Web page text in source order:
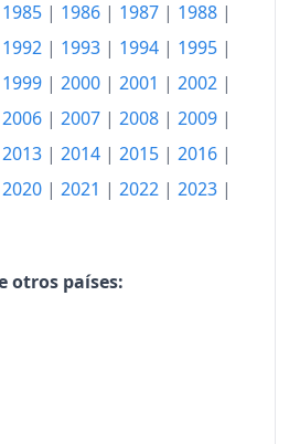
161.39
164.55
168.10
172.07
179.22
188.99
1985 | 1986 | 1987 | 1988 |
1992 | 1993 | 1994 | 1995 |
1999 | 2000 | 2001 | 2002 |
2006 | 2007 | 2008 | 2009 |
2013 | 2014 | 2015 | 2016 |
2020 | 2021 | 2022 | 2023 |
otros países: